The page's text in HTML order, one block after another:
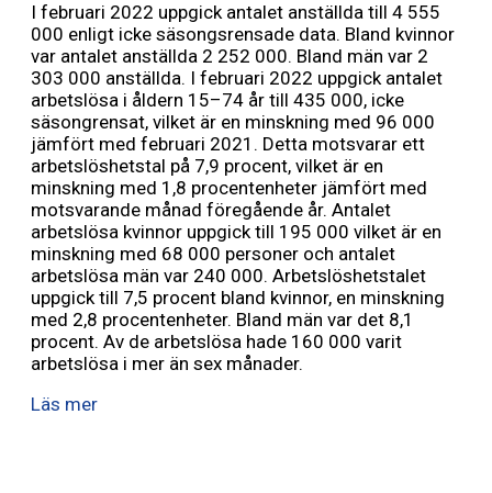
I februari 2022 uppgick antalet anställda till 4 555
000 enligt icke säsongsrensade data. Bland kvinnor
var antalet anställda 2 252 000. Bland män var 2
303 000 anställda. I februari 2022 uppgick antalet
arbetslösa i åldern 15–74 år till 435 000, icke
säsongrensat, vilket är en minskning med 96 000
jämfört med februari 2021. Detta motsvarar ett
arbetslöshetstal på 7,9 procent, vilket är en
minskning med 1,8 procentenheter jämfört med
motsvarande månad föregående år. Antalet
arbetslösa kvinnor uppgick till 195 000 vilket är en
minskning med 68 000 personer och antalet
arbetslösa män var 240 000. Arbetslöshetstalet
uppgick till 7,5 procent bland kvinnor, en minskning
med 2,8 procentenheter. Bland män var det 8,1
procent. Av de arbetslösa hade 160 000 varit
arbetslösa i mer än sex månader.
Läs mer